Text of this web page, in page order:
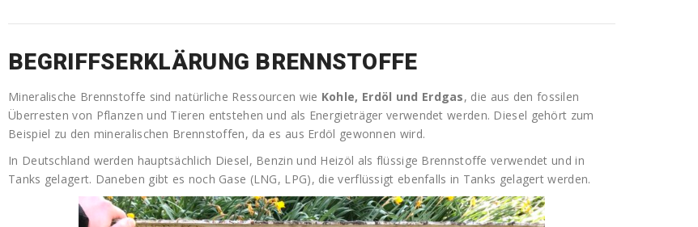
BEGRIFFSERKLÄRUNG BRENNSTOFFE
Mineralische Brennstoffe sind natürliche Ressourcen wie Kohle, Erdöl und Erdgas, die aus den fossilen
Überresten von Pflanzen und Tieren entstehen und als Energieträger verwendet werden. Diesel gehört zum
Beispiel zu den mineralischen Brennstoffen, da es aus Erdöl gewonnen wird.
In Deutschland werden hauptsächlich Diesel, Benzin und Heizöl als flüssige Brennstoffe verwendet und in
Tanks gelagert. Daneben gibt es noch Gase (LNG, LPG), die verflüssigt ebenfalls in Tanks gelagert werden.